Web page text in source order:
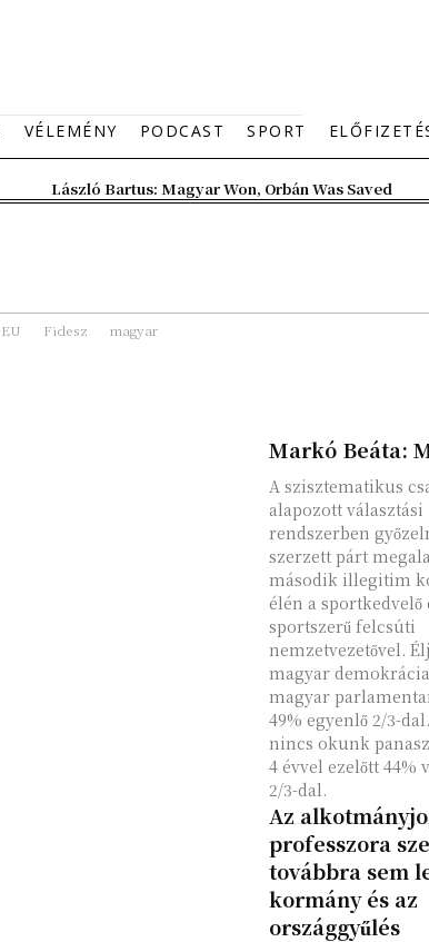
VÉLEMÉNY PODCAST SPORT
László Bartus: Magyar Won, Orbán Was Saved
EU Fidesz magyar
Markó Beáta:
A szisztematikus
alapozott választási
rendszerben
szerzett párt
második illegitim
élén a sportkedvelő
sportszerű felcsúti
nemzetvezetővel.
magyar
magyar
49% egyenlő 2/3-
nincs okunk
4 évvel ezelőtt 44%
2/3-dal.
Az
professzora
továbbra sem
kormány és az
országgyűlés